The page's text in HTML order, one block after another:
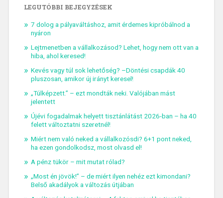
LEGUTÓBBI BEJEGYZÉSEK
7 dolog a pályaváltáshoz, amit érdemes kipróbálnod a
nyáron
Lejtmenetben a vállalkozásod? Lehet, hogy nem ott van a
hiba, ahol keresed!
Kevés vagy túl sok lehetőség? –Döntési csapdák 40
pluszosan, amikor új irányt keresel!
„Túlképzett.” – ezt mondták neki. Valójában mást
jelentett
Újévi fogadalmak helyett tisztánlátást 2026-ban – ha 40
felett változtatni szeretnél!
Miért nem való neked a vállalkozósdi? 6+1 pont neked,
ha ezen gondolkodsz, most olvasd el!
A pénz tükör – mit mutat rólad?
„Most én jövök!” – de miért ilyen nehéz ezt kimondani?
Belső akadályok a változás útjában